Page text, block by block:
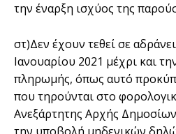
την έναρξη ισχύος της
στ)Δεν έχουν τεθεί σε
Ιανουαρίου 2021 μέχρι και
πληρωμής, όπως αυτό
που τηρούνται στο
Ανεξάρτητης Αρχής